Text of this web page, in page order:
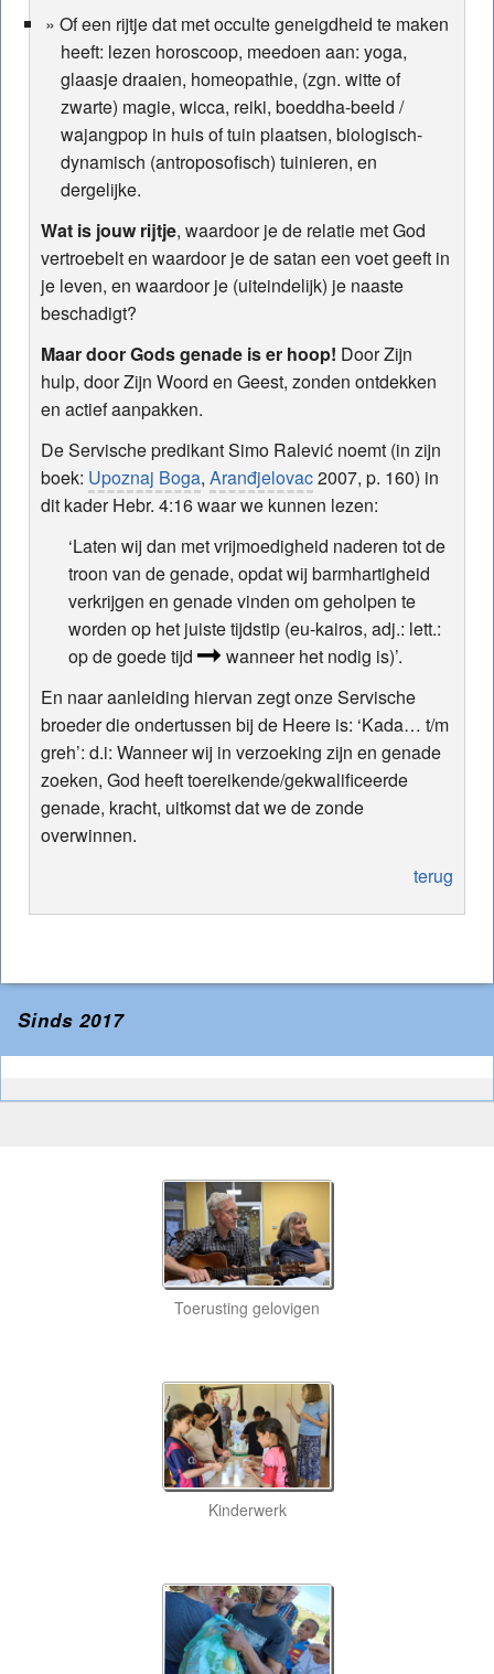
Of een rijtje dat met occulte geneigdheid te maken
heeft: lezen horoscoop, meedoen aan: yoga,
glaasje draaien, homeopathie, (zgn. witte of
zwarte) magie, wicca, reiki, boeddha-beeld /
wajangpop in huis of tuin plaatsen, biologisch-
dynamisch (antroposofisch) tuinieren, en
dergelijke.
Wat is jouw rijtje, waardoor je de relatie met God
vertroebelt en waardoor je de satan een voet geeft in
je leven, en waardoor je (uiteindelijk) je naaste
beschadigt?
Maar door Gods genade is er hoop! Door Zijn
hulp, door Zijn Woord en Geest, zonden ontdekken
en actief aanpakken.
De Servische predikant Simo Ralević noemt (in zijn
boek: Upoznaj Boga, Aranđjelovac2007, p. 160) in
dit kader Hebr. 4:16 waar we kunnen lezen:
‘Laten wij dan met vrijmoedigheid naderen tot de
troon van de genade, opdat wij barmhartigheid
verkrijgen en genade vinden om geholpen te
worden op het juiste tijdstip (eu-kairos, adj.: lett.:
op de goede tijd
wanneer het nodig is)’.
En naar aanleiding hiervan zegt onze Servische
broeder die ondertussen bij de Heere is: ‘Kada… t/m
greh’: d.i: Wanneer wij in verzoeking zijn en genade
zoeken, God heeft toereikende/gekwalificeerde
genade, kracht, uitkomst dat we de zonde
overwinnen.
terug
Sinds 2017
Toerusting gelovigen
Kinderwerk